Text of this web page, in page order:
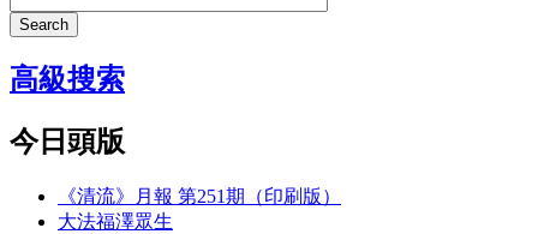
Search
高級搜索
今日頭版
《清流》月報 第251期（印刷版）
大法福澤眾生